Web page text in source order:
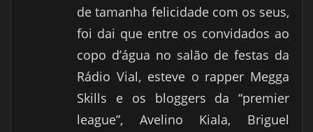
de tamanha felicidade com os seus,
foi dai que entre os convidados ao
copo d’água no salão de festas da
Rádio Vial, esteve o rapper Megga
Skills e os bloggers da “premier
league”, Avelino Kiala, Briguel